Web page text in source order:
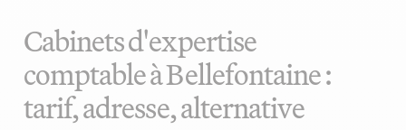
Cabinets d'expertise
comptable à Bellefontaine :
tarif, adresse, alternative